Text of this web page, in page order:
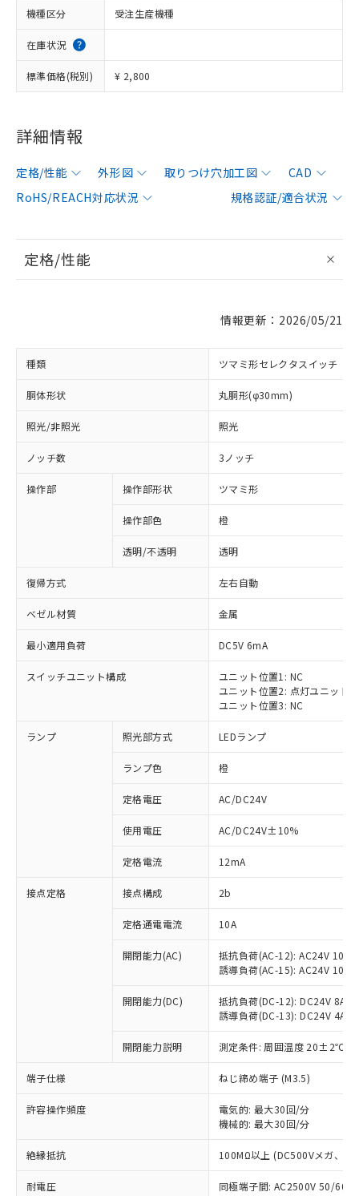
機種区分 受注生産機種
在庫状況
標準価格(税別) ¥ 2,800
詳細情報
定格/性能 外形図 取りつけ穴加工図
CAD
RoHS/REACH対応状況
規格認証/適合状況
定格/性能
情報更新：2026/05/21
種類 ツマミ形セレクタスイッチ
胴体形状 丸胴形(φ30mm)
照光/非照光 照光
ノッチ数 3ノッチ
操作部 操作部形状 ツマミ形
操作部色 橙
透明/不透明 透明
復帰方式 左右自動
ベゼル材質 金属
最小適用負荷 DC5V 6mA
スイッチユニット構成
ユニット位置1: NC
ユニット位置2: 点灯ユニット
ユニット位置3: NC
ランプ 照光部方式 LEDランプ
ランプ色 橙
定格電圧 AC/DC24V
使用電圧 AC/DC24V±10%
定格電流 12mA
接点定格 接点構成 2b
定格通電電流 10A
開閉能力(AC)
抵抗負荷(AC-12): AC24V 10A/
誘導負荷(AC-15): AC24V
開閉能力(DC)
抵抗負荷(DC-12): DC24V 8A/
誘導負荷(DC-13): DC24V 4A/
開閉能力説明 測定条件: 周囲温度 20±2℃、
端子仕様 ねじ締め端子 (M3.5)
許容操作頻度
電気的: 最大30回/分
機械的: 最大30回/分
絶縁抵抗 100MΩ以上 (DC500Vメガ、点
耐電圧
同極端子間: AC2500V 50/
ご利用条件
以下の条件をお読みいただき、同意のうえ
本サービスは、当社制御機器事業取扱
商品の当社在庫状況および標準価格
(税抜)を提供させていただくもので
当社制御機器事業取扱商品の中には、
本サービスの対象外となる商品もある
ことをご了承ください。
在庫状況および標準価格照会結果は、
記載している更新日時点での社内デー
タに基づき作成されるものであり、閲
覧された時点での実際の在庫および標
準価格とは異なる場合があることをご
対応済み：EU RoHS指令（10物質）の
非含有に対応した製品が提供可能な商品で
対応予定：EU RoHS指令（10物質）の非含
有に対応した製品に切り替える予定のある
対応予定なし：EU RoHS指令（10物質）の
非含有に非対応の商品で、対応品を出す予
調査・確認中：EU RoHS指令（10物質）の
非含有の対応状況を調査中または確認中の
非該当品：ライセンス料など無形物で、有
害物質有無と関係のない商品です。
仕入先様の事情により、非含有部品として
いたものが、含有品と判明した場合などや
むを得ず変更することがあります。
*EU RoHS指令（10物質）：
鉛(Pb) 1000ppm以下、 水銀(Hg) 1000ppm以下、 カド
六価クロム(Cr(Ⅵ)) 1000ppm以下、ポリ臭化ビフェニル
※1 中国RoHS○×表
「○」：最大均質材料含有率が中国RoHSの
基準値以下であることを示します。
「×」：最大均質材料含有率が中国RoHSの
基準値を超えていることを示します。
「－」：未確認です。当社販売部門へお問
*中国RoHS10物質の基準値 (GB/T26572)：
当社は、これら貴社製品のうち、外国
為替および外国貿易法に定める商品
（以下｢規制貨物等」という）を輸出
または国外への提供する場合は、日本
国政府の輸出許可(または役務取引許
可)を取得するなどの必要な手続きを